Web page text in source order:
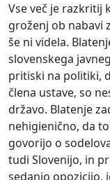
Vse več je razkritij
groženj ob nabavi
še ni videla.
slovenskega
pritiski na politiki,
člena ustave, so
državo. Blatenje
nehigienično, da
govorijo o
tudi Slovenijo, in
sedanjo opozicijo,